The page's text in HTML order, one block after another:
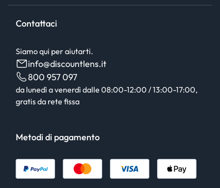
Contattaci
Siamo qui per aiutarti.
info@discountlens.it
800 957 097
da lunedì a venerdì dalle 08:00-12:00 / 13:00-17:00,
gratis da rete fissa
Metodi di pagamento